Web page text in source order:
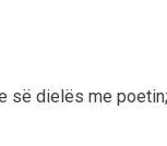
së dielës me